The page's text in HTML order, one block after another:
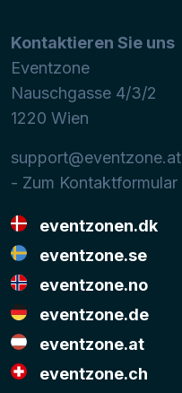
Kontaktieren Sie uns
Eventzone
Nauschgasse 4/3/2
1220 Wien
support@eventzone.at
- Zum Kontaktformular
eventzonen.dk
eventzone.se
eventzone.no
eventzone.de
eventzone.at
eventzone.ch